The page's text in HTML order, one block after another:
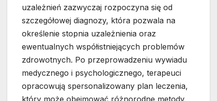
uzależnień zazwyczaj rozpoczyna się od
szczegółowej diagnozy, która pozwala na
określenie stopnia uzależnienia oraz
ewentualnych współistniejących problemów
zdrowotnych. Po przeprowadzeniu wywiadu
medycznego i psychologicznego, terapeuci
opracowują spersonalizowany plan leczenia,